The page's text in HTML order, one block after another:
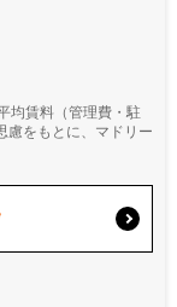
均賃料（管理費・駐
慮をもとに、マドリー